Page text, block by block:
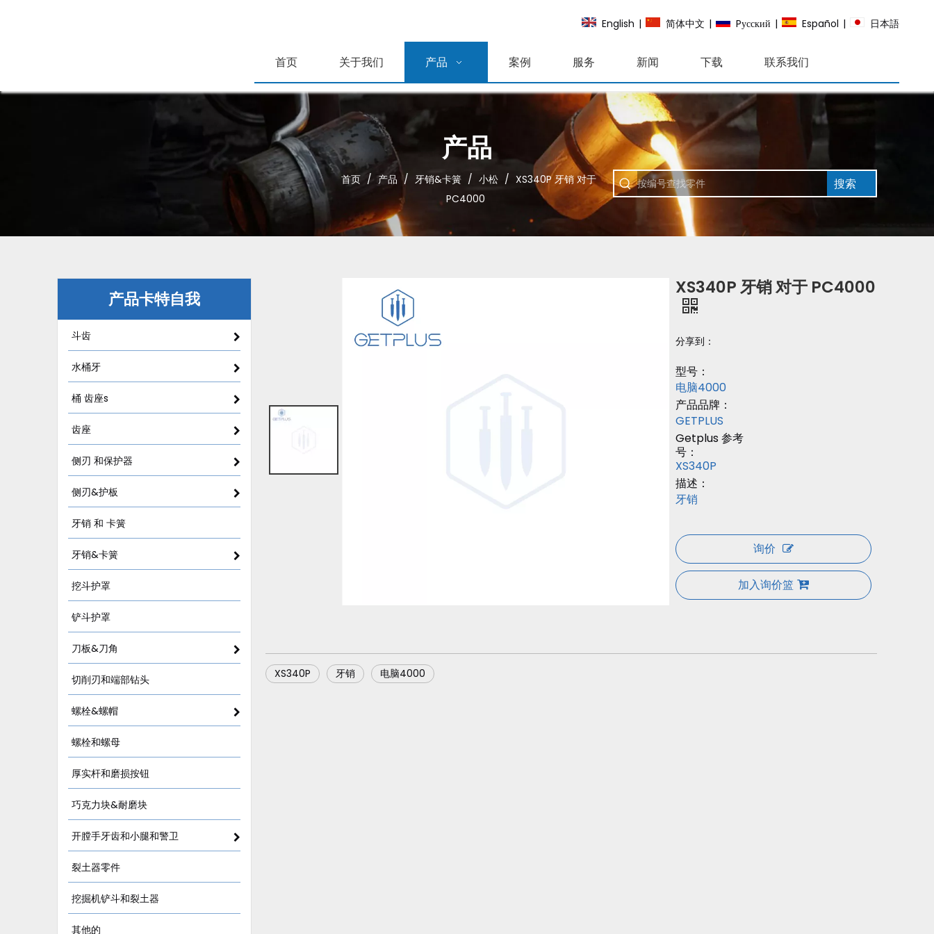
English | 简体中文 | Pусский | Español | 日本語
首页 关于我们 产品 案例 服务 新闻 下载 联系我们
产品
首页 / 产品 / 牙销&卡簧 / 小松 / XS340P 牙销 对于
PC4000
搜索
产品卡特自我
斗齿
水桶牙
桶 齿座s
齿座
侧刃 和保护器
侧刃&护板
牙销 和 卡簧
牙销&卡簧
挖斗护罩
铲斗护罩
刀板&刀角
切削刃和端部钻头
螺栓&螺帽
螺栓和螺母
厚实杆和磨损按钮
巧克力块&耐磨块
开膛手牙齿和小腿和警卫
裂土器零件
挖掘机铲斗和裂土器
其他的
XS340P 牙销 对于 PC4000
分享到：
型号：
电脑4000
产品品牌：
GETPLUS
Getplus 参考
号：
XS340P
描述：
牙销
询价
加入询价篮
XS340P 牙销 电脑4000